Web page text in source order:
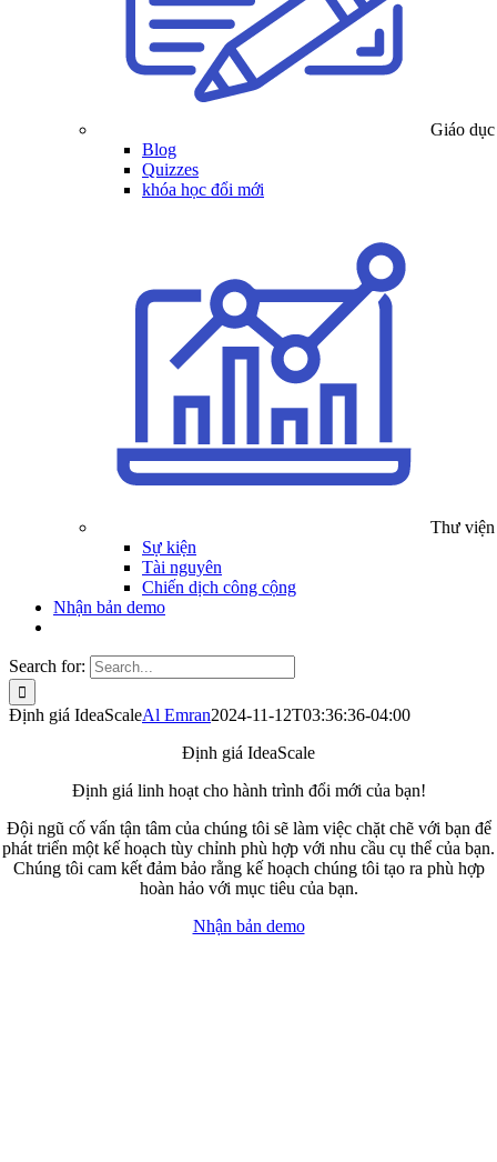
Giáo dục
Blog
Quizzes
khóa học đổi mới
Thư
Sự kiện
Tài nguyên
Chiến dịch công cộng
Nhận bản demo
Search for:
Định giá IdeaScaleAl Emran2024-11-12T03:36:36-04:00
Định giá IdeaScale
Định giá linh hoạtcho hành trình đổi mới của bạn!
Đội ngũ cố vấn tận tâm của chúng tôi sẽ làm việc chặt chẽ với bạn để
phát triển một kế hoạch tùy chỉnh phù hợp với nhu cầu cụ thể của bạn.
Chúng tôi cam kết đảm bảo rằng kế hoạch chúng tôi tạo ra phù hợp
hoàn hảo với mục tiêu của bạn.
Nhận bản demo